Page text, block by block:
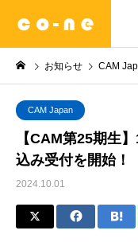
お知らせ CAM
CAM Japan
【CAM第25期生
込み受付を開始！
2024.10.01